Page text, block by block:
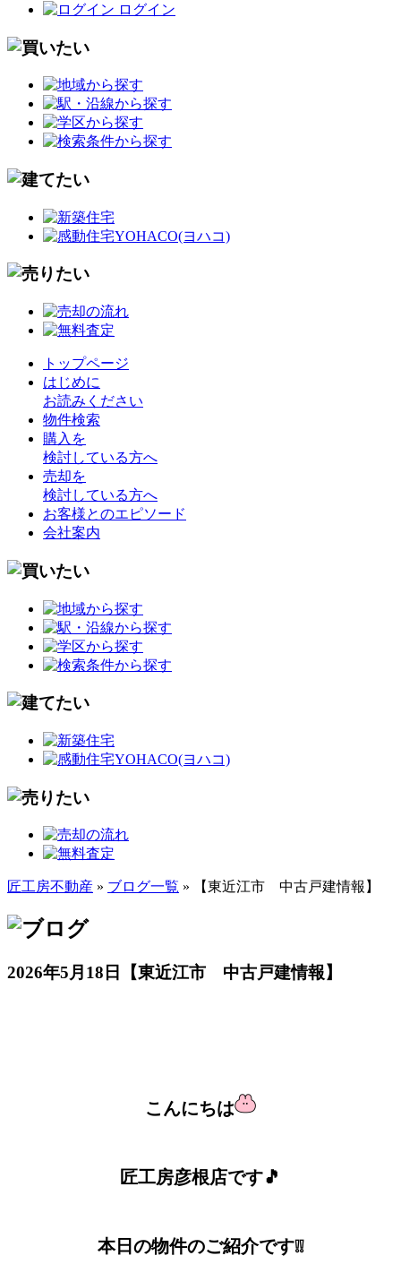
ログイン
トップページ
はじめに
お読みください
物件検索
購入を
検討している方へ
売却を
検討している方へ
お客様とのエピソード
会社案内
匠工房不動産 » ブログ一覧 » 【東近江市 中古戸建情報】
2026年5月18日 【東近江市 中古戸建情報】
こんにちは
匠工房彦根店です🎵
本日の物件のご紹介です❕❕